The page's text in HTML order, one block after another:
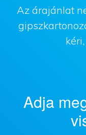
Az árajánlat
Adja